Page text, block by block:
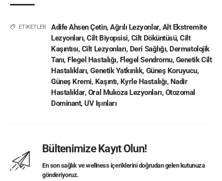
ETİKETLER Adife Ahsen Çetin,Ağrılı Lezyonlar, Alt Ekstremite
Lezyonları,Cilt Biyopsisi, Cilt Döküntüsü,Cilt
Kaşıntısı, Cilt Lezyonları, Deri Sağlığı, Dermatolojik
Tanı, Flegel Hastalığı, Flegel Sendromu, Genetik Cilt
Hastalıkları,Genetik Yatkınlık, Güneş Koruyucu,
Güneş Kremi, Kaşıntı, Kyrle Hastalığı, Nadir
Hastalıklar, Oral Mukoza Lezyonları, Otozomal
Dominant,UV Işınları
Bültenimize Kayıt Olun!
En son sağlık ve wellness içeriklerini doğrudan gelen kutunuza
gönderiyoruz.